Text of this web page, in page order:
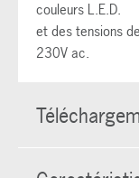
couleurs L.E.D.
et des tensions
230V ac.